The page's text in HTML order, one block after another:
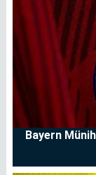
Bayern